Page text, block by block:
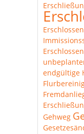
endgültige
Gehweg